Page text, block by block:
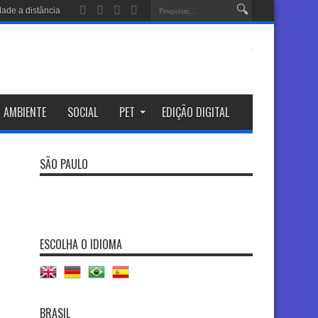
SOCIAL PET EDIÇÃO DIGITAL
SÃO PAULO
ESCOLHA O IDIOMA
BRASIL